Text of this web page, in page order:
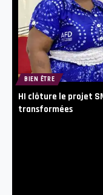
BIEN ÊTRE
HI clôture le projet
transformées